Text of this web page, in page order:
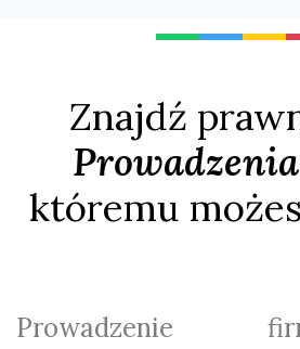
Znajdź
któremu
Prowadzenie